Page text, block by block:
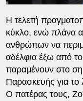
Η τελετή
κύκλο, ενώ πλάνα
ανθρώπων να
αδέλφια έξω από
παραμένουν στο
Παρασκευής για
Ο πατέρας τους,